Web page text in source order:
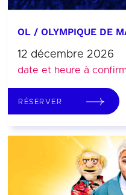
OL / OLYMPIQUE DE
12 décembre 2026
date et heure à
RÉSERVER